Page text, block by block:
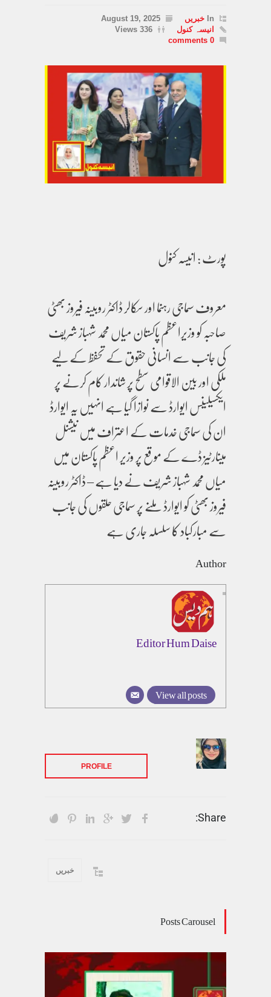
In خبریں
August 19, 2025
انیسہ کنول
336 Views
0 comments
پورٹ : انیسہ کنول
معروف سماجی رہنما اور سکالر ڈاکٹر روبینہ فیروز بھٹی
صاحبہ کو وزیراعظم پاکستان میاں محمد شہباز شریف
کی جانب سے انسانی حقوق کے تحفظ کے لیے
ملکی اور بین الاقوامی سطح پر شاندار کام کرنے پر
ایکسیلینس ایوارڈ سے نوازا گیا ہے انہیں یہ ایوارڈ
ان کی سماجی خدمات کے اعتراف میں نیشنل
مینارٹیز ڈے کے موقع پر وزیر اعظم پاکستان میں
میاں محمد شہباز شریف نے دیا ہے – ڈاکٹر روبینہ
فیروز بھٹی کو ایوارڈ ملنے پر سماجی حلقوں کی جانب
سے مبارکباد کا سلسلہ جاری ہے
Author
Editor Hum Daise
View all posts
PROFILE
Share:
خبریں
Posts Carousel